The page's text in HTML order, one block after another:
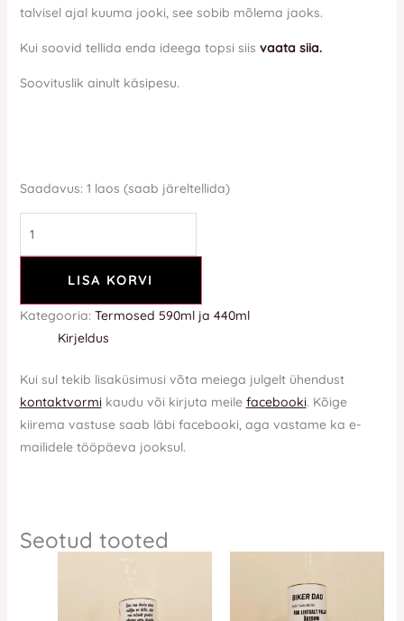
talvisel ajal kuuma jooki, see sobib mõlema jaoks.
Kui soovid tellida enda ideega topsi siis vaata siia.
Soovituslik ainult käsipesu.
Saadavus: 1 laos (saab järeltellida)
LISA KORVI
Kategooria: Termosed 590ml ja 440ml
Kirjeldus
Kui sul tekib lisaküsimusi võta meiega julgelt ühendust
kontaktvormikaudu või kirjuta meile facebooki. Kõige
kiirema vastuse saab läbi facebooki, aga vastame ka e-
mailidele tööpäeva jooksul.
Seotud tooted